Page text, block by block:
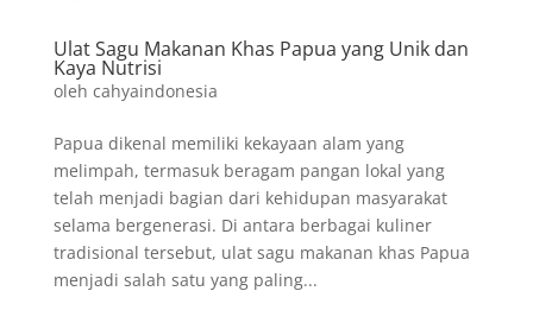
Ulat Sagu Makanan Khas Papua yang Unik dan
Kaya Nutrisi
oleh cahyaindonesia
Papua dikenal memiliki kekayaan alam yang
melimpah, termasuk beragam pangan lokal yang
telah menjadi bagian dari kehidupan masyarakat
selama bergenerasi. Di antara berbagai kuliner
tradisional tersebut, ulat sagu makanan khas Papua
menjadi salah satu yang paling...